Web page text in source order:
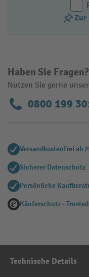
Zur
Haben Sie Fragen?
Nutzen Sie gerne
0800 199
Versandkostenfrei ab
Sicherer Datenschutz
Persönliche
Käuferschutz -
Technische Details